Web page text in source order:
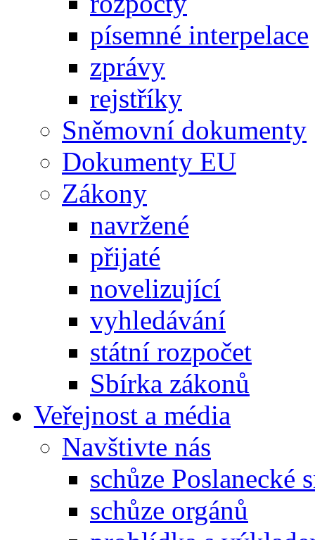
písemné interpelace
zprávy
rejstříky
Sněmovní dokumenty
Dokumenty EU
Zákony
navržené
přijaté
novelizující
vyhledávání
státní rozpočet
Sbírka zákonů
Veřejnost a média
Navštivte nás
schůze Poslanecké
schůze orgánů